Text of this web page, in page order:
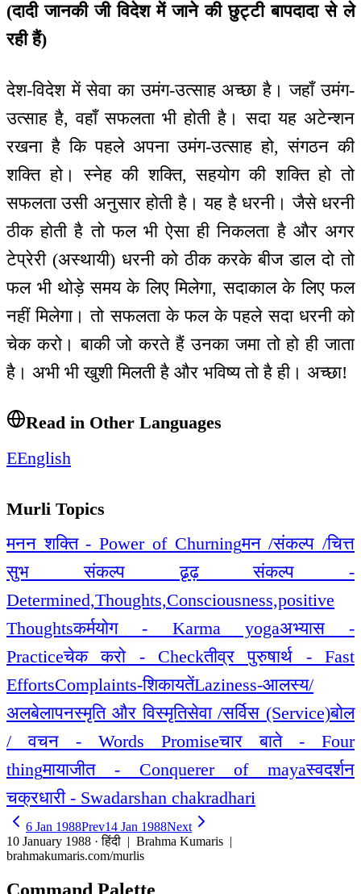
(दादी जानकी जी विदेश में जाने की छुट्टी बापदादा से ले
रही हैं)
देश-विदेश में सेवा का उमंग-उत्साह अच्छा है। जहाँ उमंग-
उत्साह है, वहाँ सफलता भी होती है। सदा यह अटेन्शन
रखना है कि पहले अपना उमंग-उत्साह हो, संगठन की
शक्ति हो। स्नेह की शक्ति, सहयोग की शक्ति हो तो
सफलता उसी अनुसार होती है। यह है धरनी। जैसे धरनी
ठीक होती है तो फल भी ऐसा ही निकलता है और अगर
टेप्रेरी (अस्थायी) धरनी को ठीक करके बीज डाल दो तो
फल भी थोड़े समय के लिए मिलेगा, सदाकाल के लिए फल
नहीं मिलेगा। तो सफलता के फल के पहले सदा धरनी को
चेक करो। बाकी जो करते हैं उनका जमा तो हो ही जाता
है। अभी भी खुशी मिलती है और भविष्य तो है ही। अच्छा!
Read in Other Languages
EEnglish
Murli Topics
मनन शक्ति - Power of Churningमन /संकल्प /चित्त
सुभ संकल्प ढृढ़ संकल्प -
Determined,Thoughts,Consciousness,positive
Thoughtsकर्मयोग - Karma yogaअभ्यास -
Practiceचेक करो - Checkतीव्र पुरुषार्थ - Fast
EffortsComplaints-शिकायतेंLaziness-आलस्य/
अलबेलापनस्मृति और विस्मृतिसेवा /सर्विस (Service)बोल
/ वचन - Words Promiseचार बाते - Four
thingमायाजीत - Conquerer of mayaस्वदर्शन
चक्रधारी - Swadarshan chakradhari
6 Jan 1988Prev14 Jan 1988Next
10 January 1988 · हिंदी | Brahma Kumaris |
brahmakumaris.com/murlis